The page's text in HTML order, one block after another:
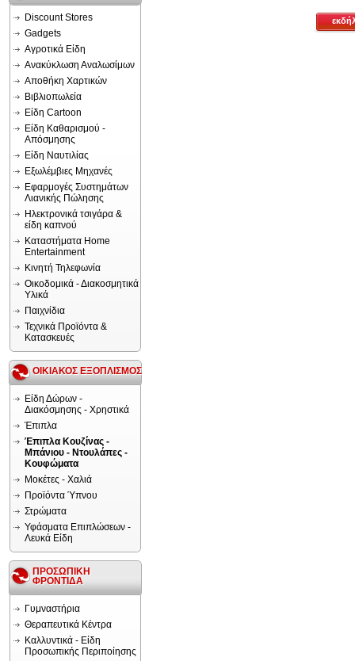
Discount Stores
Gadgets
Αγροτικά Είδη
Ανακύκλωση Αναλωσίμων
Αποθήκη Χαρτικών
Βιβλιοπωλεία
Είδη Cartoon
Είδη Καθαρισμού -
Απόσμησης
Είδη Ναυτιλίας
Εξωλέμβιες Μηχανές
Εφαρμογές Συστημάτων
Λιανικής Πώλησης
Ηλεκτρονικά τσιγάρα &
είδη καπνού
Καταστήματα Home
Entertainment
Κινητή Τηλεφωνία
Οικοδομικά - Διακοσμητικά
Υλικά
Παιχνίδια
Τεχνικά Προϊόντα &
Κατασκευές
ΟΙΚΙΑΚΟΣ ΕΞΟΠΛΙΣΜΟΣ
Είδη Δώρων -
Διακόσμησης - Χρηστικά
Έπιπλα
Έπιπλα Κουζίνας -
Μπάνιου - Ντουλάπες -
Κουφώματα
Μοκέτες - Χαλιά
Προϊόντα Ύπνου
Στρώματα
Υφάσματα Επιπλώσεων -
Λευκά Είδη
ΠΡΟΣΩΠΙΚΗ
ΦΡΟΝΤΙΔΑ
Γυμναστήρια
Θεραπευτικά Κέντρα
Καλλυντικά - Είδη
Προσωπικής Περιποίησης